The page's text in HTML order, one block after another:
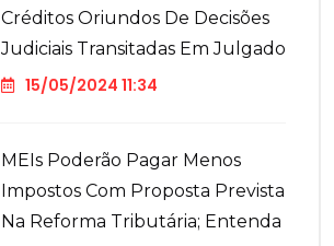
Créditos Oriundos De Decisões
Judiciais Transitadas Em Julgado
15/05/2024 11:34
MEIs Poderão Pagar Menos
Impostos Com Proposta Prevista
Na Reforma Tributária; Entenda